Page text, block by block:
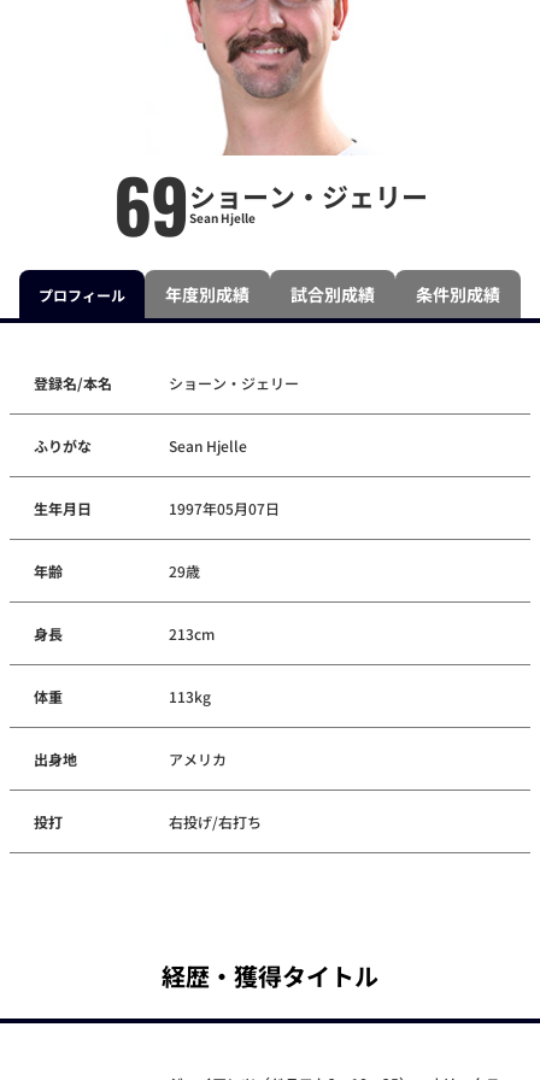
69ショーン・ジェリー
Sean Hjelle
プロフィール 年度別成績 試合別成績 条件別成績
登録名/本名 ショーン・ジェリー
ふりがな Sean Hjelle
生年月日 1997年05月07日
年齢 29歳
身長 213cm
体重 113kg
出身地 アメリカ
投打 右投げ/右打ち
経歴・獲得タイトル